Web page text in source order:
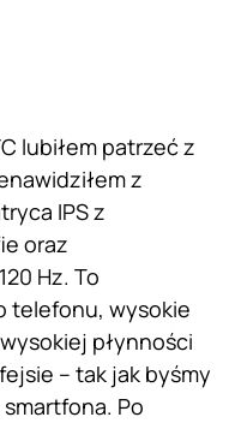
lubiłem patrzeć z
z
IPS z
oraz
Hz. To
telefonu, wysokie
płynności
– tak jak byśmy
Po